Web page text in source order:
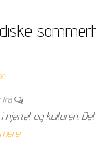
fra
og kulturen.